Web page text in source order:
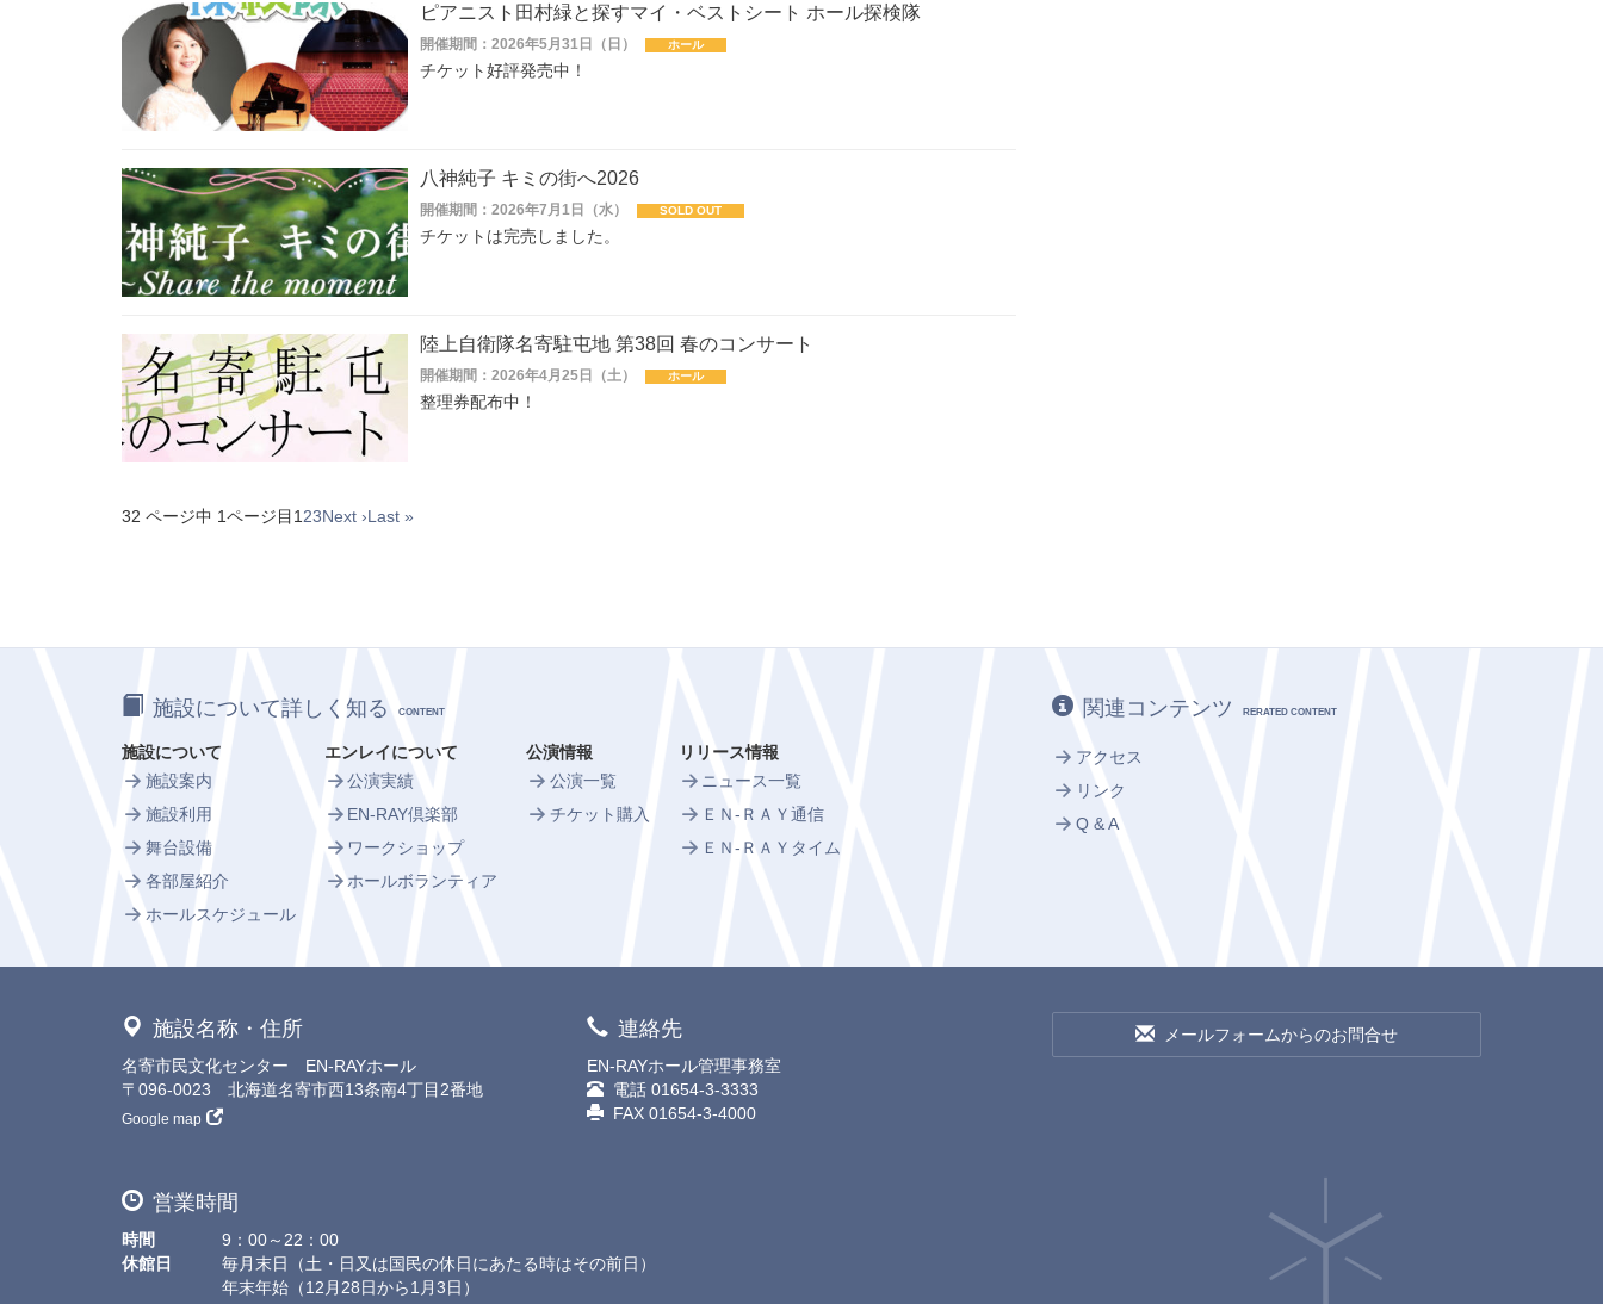
ピアニスト田村緑と探すマイ・ベストシート ホール探検隊
開催期間：2026年5月31日（日） ホール
チケット好評発売中！
八神純子 キミの街へ2026
開催期間：2026年7月1日（水） SOLD OUT
チケットは完売しました。
陸上自衛隊名寄駐屯地 第38回 春のコンサート
開催期間：2026年4月25日（土） ホール
整理券配布中！
32 ページ中 1ページ目 1 23Next ›Last »
施設について詳しく知る CONTENT
施設について
施設案内
施設利用
舞台設備
各部屋紹介
ホールスケジュール
エンレイについて
公演実績
EN-RAY倶楽部
ワークショップ
ホールボランティア
公演情報
公演一覧
チケット購入
リリース情報
ニュース一覧
ＥＮ-ＲＡＹ通信
ＥＮ-ＲＡＹタイム
関連コンテンツ RERATED CONTENT
アクセス
リンク
Q & A
施設名称・住所
名寄市民文化センター EN-RAYホール
〒096-0023 北海道名寄市西13条南4丁目2番地
Google map
連絡先
EN-RAYホール管理事務室
電話 01654-3-3333
FAX 01654-3-4000
メールフォームからのお問合せ
営業時間
時間
9：00～22：00
休館日
毎月末日（土・日又は国民の休日にあたる時はその前日）
年末年始（12月28日から1月3日）